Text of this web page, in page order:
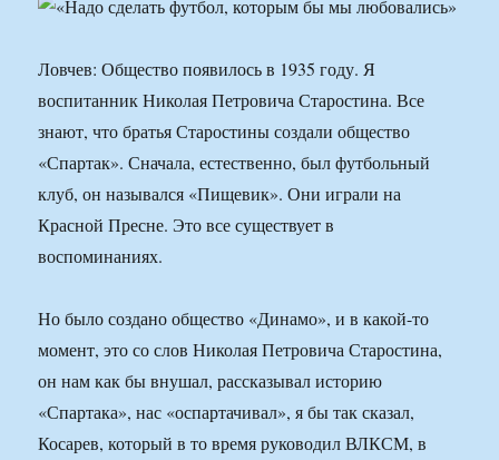
Ловчев: Общество появилось в 1935 году. Я
воспитанник Николая Петровича Старостина. Все
знают, что братья Старостины создали общество
«Спартак». Сначала, естественно, был футбольный
клуб, он назывался «Пищевик». Они играли на
Красной Пресне. Это все существует в
воспоминаниях.
Но было создано общество «Динамо», и в какой-то
момент, это со слов Николая Петровича Старостина,
он нам как бы внушал, рассказывал историю
«Спартака», нас «оспартачивал», я бы так сказал,
Косарев, который в то время руководил ВЛКСМ, в